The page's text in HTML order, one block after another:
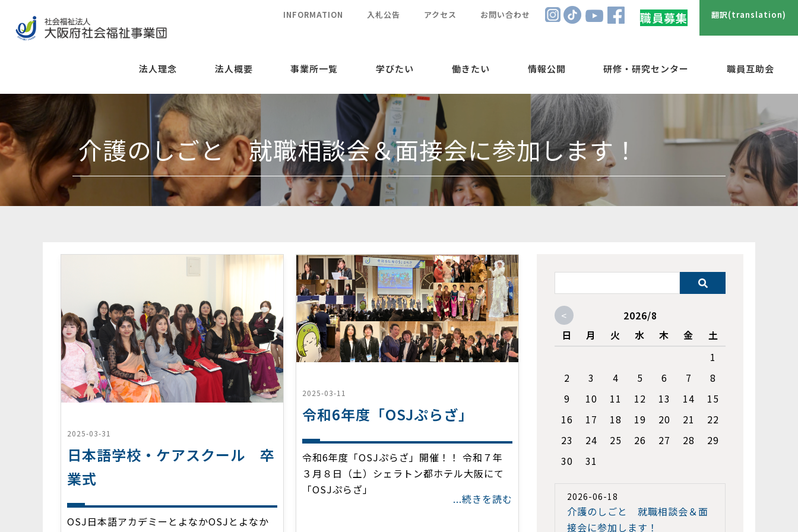
法人理念 法人概要 事業所一覧 学びたい 働きたい 情報公開 研修・研究センター 職員互助会
INFORMATION 入札公告 アクセス お問い合わせ 職員募集 翻訳(translation)
介護のしごと 就職相談会＆面接会に参加します！
2025-03-31
日本語学校・ケアスクール 卒
業式
OSJ日本語アカデミーとよなかOSJとよなか
2025-03-11
令和6年度「OSJぷらざ」
令和6年度「OSJぷらざ」開催！！ 令和７年
３月８日（土）シェラトン都ホテル大阪にて
「OSJぷらざ」
...続きを読む
<
2026/8
日
月 火 水 木 金
土
1
2
3 4 5 6 7
8
9
10 11 12 13 14
15
16
17 18 19 20 21
22
23
24 25 26 27 28
29
30
31
2026-06-18
介護のしごと 就職相談会＆面
接会に参加します！